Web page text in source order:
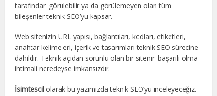
tarafından görülebilir ya da görülemeyen olan tüm
bileşenler teknik SEO’yu kapsar.
Web sitenizin URL yapısı, bağlantıları, kodları, etiketleri,
anahtar kelimeleri, içerik ve tasarımları teknik SEO sürecine
dahildir. Teknik açıdan sorunlu olan bir sitenin başarılı olma
ihtimali neredeyse imkansızdır.
İsimtescil olarak bu yazımızda teknik SEO’yu inceleyeceğiz.